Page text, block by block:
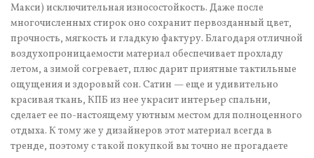
Макси) исключительная износостойкость. Даже после
многочисленных стирок оно сохранит первозданный цвет,
прочность, мягкость и гладкую фактуру. Благодаря отличной
воздухопроницаемости материал обеспечивает прохладу
летом, а зимой согревает, плюс дарит приятные тактильные
ощущения и здоровый сон. Сатин — еще и удивительно
красивая ткань, КПБ из нее украсит интерьер спальни,
сделает ее по-настоящему уютным местом для полноценного
отдыха. К тому же у дизайнеров этот материал всегда в
тренде, поэтому с такой покупкой вы точно не прогадаете